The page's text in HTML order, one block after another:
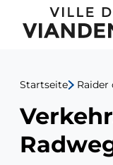
PC3
Startseite Raider